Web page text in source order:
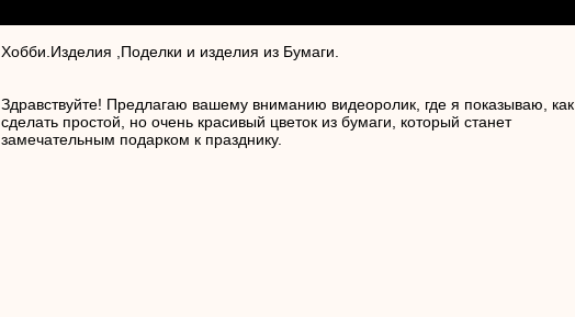
Хобби.Изделия ,Поделки и изделия из Бумаги.
Здравствуйте! Предлагаю вашему вниманию видеоролик, где я показываю, как
сделать простой, но очень красивый цветок из бумаги, который станет